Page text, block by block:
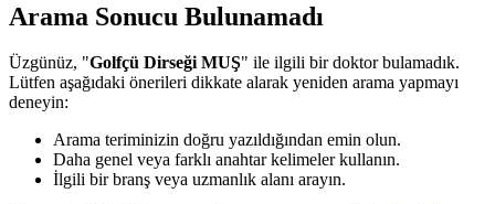
Arama Sonucu Bulunamadı
Üzgünüz, "Golfçü Dirseği MUŞ" ile ilgili bir doktor bulamadık.
Lütfen aşağıdaki önerileri dikkate alarak yeniden arama yapmayı
deneyin:
Arama teriminizin doğru yazıldığından emin olun.
Daha genel veya farklı anahtar kelimeler kullanın.
İlgili bir branş veya uzmanlık alanı arayın.